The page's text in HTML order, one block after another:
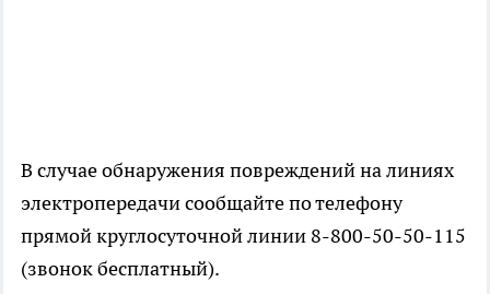
В случае обнаружения повреждений на линиях
электропередачи сообщайте по телефону
прямой круглосуточной линии 8-800-50-50-115
(звонок бесплатный).